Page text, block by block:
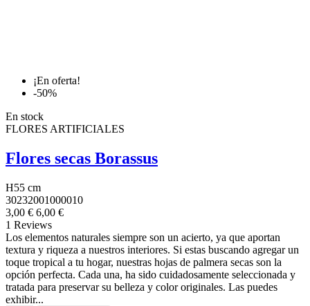
¡En oferta!
-50%
En stock
FLORES ARTIFICIALES
Flores secas Borassus
H55 cm
30232001000010
3,00 € 6,00 €
1 Reviews
Los elementos naturales siempre son un acierto, ya que aportan
textura y riqueza a nuestros interiores. Si estas buscando agregar un
toque tropical a tu hogar, nuestras hojas de palmera secas son la
opción perfecta. Cada una, ha sido cuidadosamente seleccionada y
tratada para preservar su belleza y color originales. Las puedes
exhibir...